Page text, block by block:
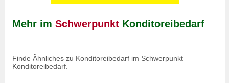
Mehr im Schwerpunkt Konditoreibedarf
Finde Ähnliches zu Konditoreibedarf im Schwerpunkt
Konditoreibedarf.